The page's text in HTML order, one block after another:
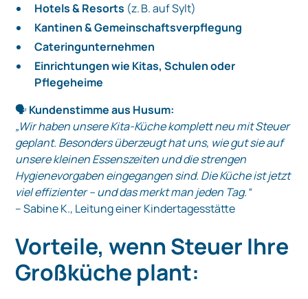
Hotels & Resorts (z. B. auf Sylt)
Kantinen & Gemeinschaftsverpflegung
Cateringunternehmen
Einrichtungen wie Kitas, Schulen oder
Pflegeheime
🗣️Kundenstimme aus Husum:
„Wir haben unsere Kita-Küche komplett neu mit Steuer
geplant. Besonders überzeugt hat uns, wie gut sie auf
unsere kleinen Essenszeiten und die strengen
Hygienevorgaben eingegangen sind. Die Küche ist jetzt
viel effizienter – und das merkt man jeden Tag.“
– Sabine K., Leitung einer Kindertagesstätte
Vorteile, wenn Steuer Ihre
Großküche plant: